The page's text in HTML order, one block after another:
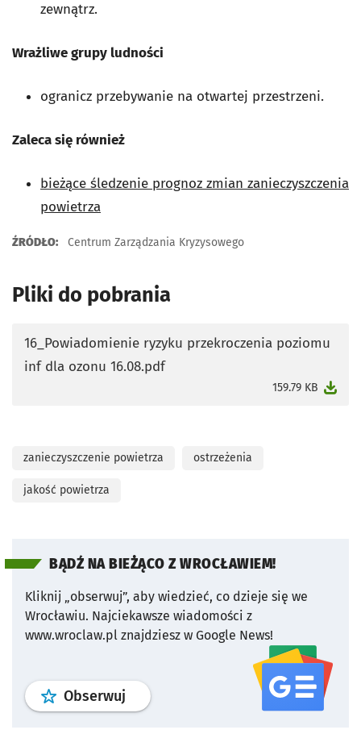
zewnątrz.
Wrażliwe grupy ludności
ogranicz przebywanie na otwartej przestrzeni.
Zaleca się również
bieżące śledzenie prognoz zmian zanieczyszczenia
powietrza
ŹRÓDŁO: Centrum Zarządzania Kryzysowego
Pliki do pobrania
16_Powiadomienie ryzyku przekroczenia poziomu
inf dla ozonu 16.08.pdf
159.79 KB
otworzy się w nowej karcie
zanieczyszczenie powietrza ostrzeżenia
jakość powietrza
BĄDŹ NA BIEŻĄCO Z WROCŁAWIEM!
Kliknij „obserwuj”, aby wiedzieć, co dzieje się we
Wrocławiu. Najciekawsze wiadomości z
www.wroclaw.pl znajdziesz w Google News!
Obserwuj profil serwisu